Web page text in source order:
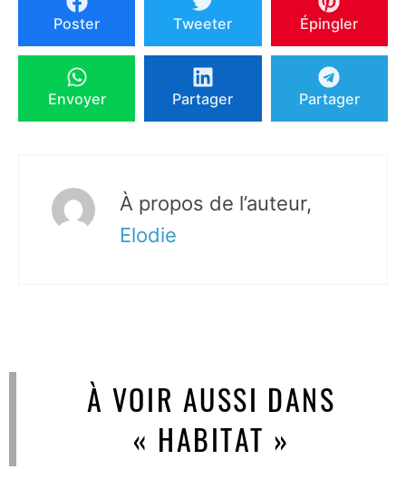
Poster Tweeter Épingler
Envoyer Partager Partager
À propos de l’auteur,
Elodie
À VOIR AUSSI DANS
« HABITAT »